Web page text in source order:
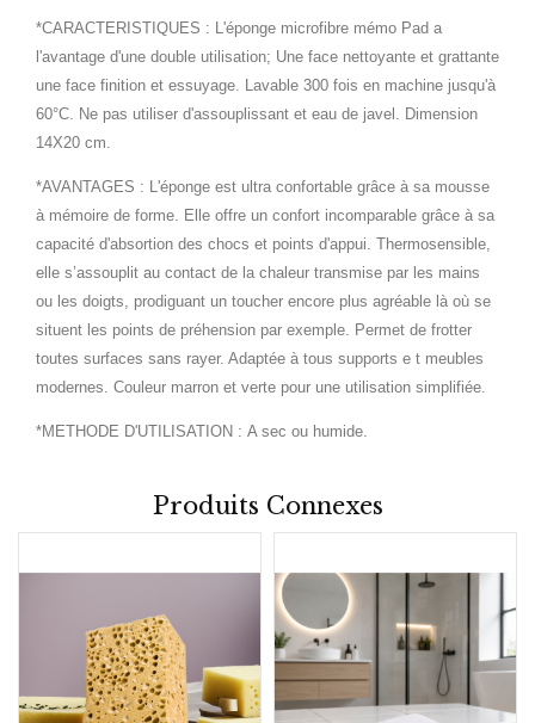
*CARACTERISTIQUES : L'éponge microfibre mémo Pad a
l'avantage d'une double utilisation; Une face nettoyante et grattante
une face finition et essuyage. Lavable 300 fois en machine jusqu'à
60°C. Ne pas utiliser d'assouplissant et eau de javel. Dimension
14X20 cm.
*AVANTAGES : L'éponge est ultra confortable grâce à sa mousse
à mémoire de forme. Elle offre un confort incomparable grâce à sa
capacité d'absortion des chocs et points d'appui. Thermosensible,
elle s’assouplit au contact de la chaleur transmise par les mains
ou les doigts, prodiguant un toucher encore plus agréable là où se
situent les points de préhension par exemple. Permet de frotter
toutes surfaces sans rayer. Adaptée à tous supports e t meubles
modernes. Couleur marron et verte pour une utilisation simplifiée.
*METHODE D'UTILISATION : A sec ou humide.
Produits Connexes